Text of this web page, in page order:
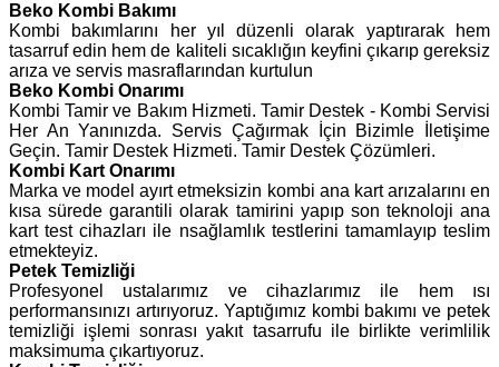
Beko Kombi Bakımı
Kombi bakımlarını her yıl düzenli olarak yaptırarak hem
tasarruf edin hem de kaliteli sıcaklığın keyfini çıkarıp gereksiz
arıza ve servis masraflarından kurtulun
Beko Kombi Onarımı
Kombi Tamir ve Bakım Hizmeti. Tamir Destek - Kombi Servisi
Her An Yanınızda. Servis Çağırmak İçin Bizimle İletişime
Geçin. Tamir Destek Hizmeti. Tamir Destek Çözümleri.
Kombi Kart Onarımı
Marka ve model ayırt etmeksizin kombi ana kart arızalarını en
kısa sürede garantili olarak tamirini yapıp son teknoloji ana
kart test cihazları ile nsağlamlık testlerini tamamlayıp teslim
etmekteyiz.
Petek Temizliği
Profesyonel ustalarımız ve cihazlarımız ile hem ısı
performansınızı artırıyoruz. Yaptığımız kombi bakımı ve petek
temizliği işlemi sonrası yakıt tasarrufu ile birlikte verimlilik
maksimuma çıkartıyoruz.